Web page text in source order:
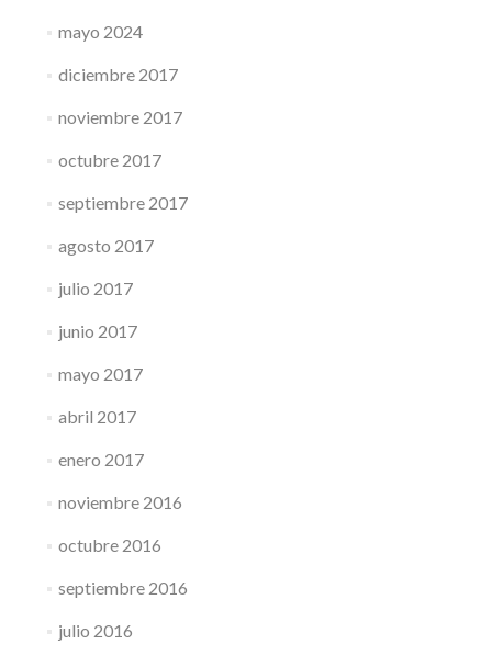
mayo 2024
diciembre 2017
noviembre 2017
octubre 2017
septiembre 2017
agosto 2017
julio 2017
junio 2017
mayo 2017
abril 2017
enero 2017
noviembre 2016
octubre 2016
septiembre 2016
julio 2016